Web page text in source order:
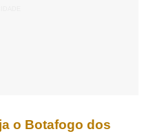
o Botafogo dos